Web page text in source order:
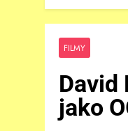
FILMY
David
jako